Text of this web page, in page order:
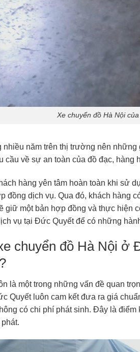
Xe chuyển đồ Hà Nội
nhiều năm trên thị trường nên
cầu về sự an toàn của đồ đạc, hàng
hàng yên tâm hoàn toàn khi sử
đồng dịch vụ. Qua đó, khách hàng
giữ một bản hợp đồng và thực hiện
vụ tại Đức Quyết để có những
chuyển đồ Hà Nội ở
là một trong những vấn đề quan
Quyết luôn cam kết đưa ra giá
có chi phí phát sinh. Đây là